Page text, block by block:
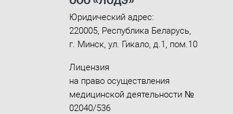
Юридический адрес:
220005, Республика Беларусь,
г. Минск, ул. Гикало, д.1, пом.10
Лицензия
на право осуществления
медицинской деятельности №
02040/536